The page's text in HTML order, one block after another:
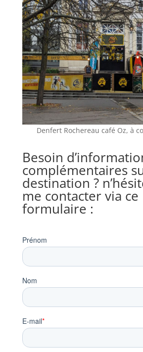
Denfert Rochereau café Oz, à
Besoin
complémentaires
destination ?
me contacter via ce
formulaire :